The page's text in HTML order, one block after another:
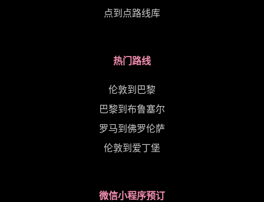
点到点路线库
热门路线
伦敦到巴黎
巴黎到布鲁塞尔
罗马到佛罗伦萨
伦敦到爱丁堡
微信小程序预订